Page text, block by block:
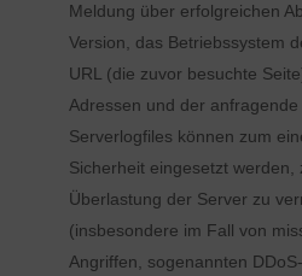
Meldung über erfolgreichen
Version, das Betriebssystem
URL (die zuvor besuchte
Adressen und der
Serverlogfiles können zum
Sicherheit eingesetzt werden,
Überlastung der Server zu
(insbesondere im Fall von
Angriffen, sogenannten